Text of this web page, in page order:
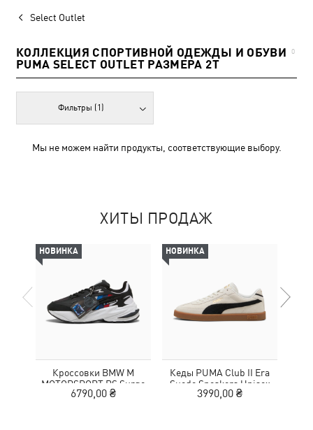
Select Outlet
КОЛЛЕКЦИЯ СПОРТИВНОЙ ОДЕЖДЫ И ОБУВИ
PUMA SELECT OUTLET РАЗМЕРА 2T
0
Фильтры (1)
Мы не можем найти продукты, соответствующие выбору.
ХИТЫ ПРОДАЖ
НОВИНКА
Кроссовки BMW M
MOTORSPORT RS Surge
Sneakers Unisex
6790,00 ₴
НОВИНКА
Кеды PUMA Club II Era
Suede Sneakers Unisex
3990,00 ₴